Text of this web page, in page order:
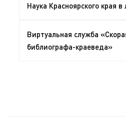
Наука Красноярского края
Виртуальная служба
библиографа-краеведа»